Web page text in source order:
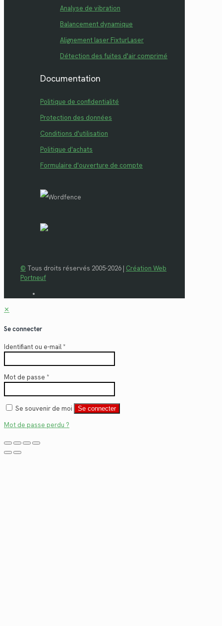
Analyse de vibration
Balancement dynamique
Alignement laser FixturLaser
Détection des fuites d'air comprimé
Documentation
Politique de confidentialité
Protection des données
Conditions d'utilisation
Politique d'achats
Formulaire d'ouverture de compte
© Tous droits réservés 2005-2026 | Création Web
Portneuf
✕
Se connecter
Identifiant ou e-mail*
Mot de passe *
Se souvenir de moi Se connecter
Mot de passe perdu ?